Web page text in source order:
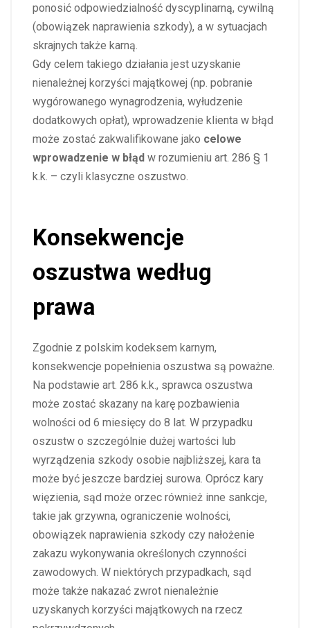
ponosić odpowiedzialność dyscyplinarną, cywilną
(obowiązek naprawienia szkody), a w sytuacjach
skrajnych także karną.
Gdy celem takiego działania jest uzyskanie
nienależnej korzyści majątkowej (np. pobranie
wygórowanego wynagrodzenia, wyłudzenie
dodatkowych opłat), wprowadzenie klienta w błąd
może zostać zakwalifikowane jako celowe
wprowadzenie w błąd w rozumieniu art. 286 § 1
k.k. – czyli klasyczne oszustwo.
Konsekwencje
oszustwa według
prawa
Zgodnie z polskim kodeksem karnym,
konsekwencje popełnienia oszustwa są poważne.
Na podstawie art. 286 k.k., sprawca oszustwa
może zostać skazany na karę pozbawienia
wolności od 6 miesięcy do 8 lat. W przypadku
oszustw o szczególnie dużej wartości lub
wyrządzenia szkody osobie najbliższej, kara ta
może być jeszcze bardziej surowa. Oprócz kary
więzienia, sąd może orzec również inne sankcje,
takie jak grzywna, ograniczenie wolności,
obowiązek naprawienia szkody czy nałożenie
zakazu wykonywania określonych czynności
zawodowych. W niektórych przypadkach, sąd
może także nakazać zwrot nienależnie
uzyskanych korzyści majątkowych na rzecz